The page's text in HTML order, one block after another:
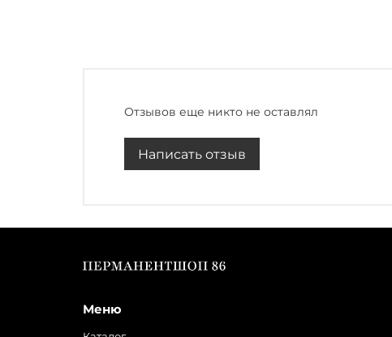
Отзывов еще никто не оставлял
Написать отзыв
Меню